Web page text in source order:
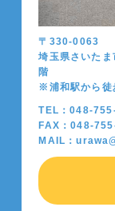
〒330-0063
埼玉県さいた
階
※浦和駅から徒
TEL：048-
FAX：048-
MAIL：